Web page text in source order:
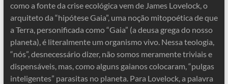
como a fonte da crise ecológica vem de James Lovelock, o
arquiteto da “hipótese Gaia”, uma noção mitopoética de que
a Terra, personificada como “Gaia” (a deusa grega do nosso
planeta), é literalmente um organismo vivo. Nessa teologia,
“nós”, desnecessário dizer, não somos meramente triviais e
dispensáveis, mas, como alguns gaianos colocaram, “pulgas
inteligentes” parasitas no planeta. Para Lovelock, a palavra